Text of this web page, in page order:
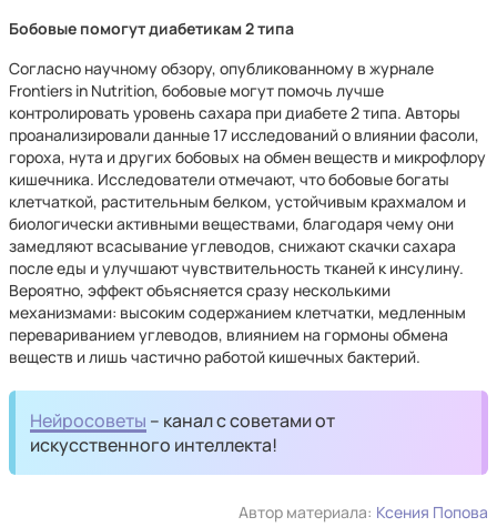
Бобовые помогут диабетикам 2 типа
Согласно научному обзору, опубликованному в журнале
Frontiers in Nutrition, бобовые могут помочь лучше
контролировать уровень сахара при диабете 2 типа. Авторы
проанализировали данные 17 исследований о влиянии фасоли,
гороха, нута и других бобовых на обмен веществ и микрофлору
кишечника. Исследователи отмечают, что бобовые богаты
клетчаткой, растительным белком, устойчивым крахмалом и
биологически активными веществами, благодаря чему они
замедляют всасывание углеводов, снижают скачки сахара
после еды и улучшают чувствительность тканей к инсулину.
Вероятно, эффект объясняется сразу несколькими
механизмами: высоким содержанием клетчатки, медленным
перевариванием углеводов, влиянием на гормоны обмена
веществ и лишь частично работой кишечных бактерий.
Нейросоветы – канал с советами от
искусственного интеллекта!
Автор материала: Ксения Попова